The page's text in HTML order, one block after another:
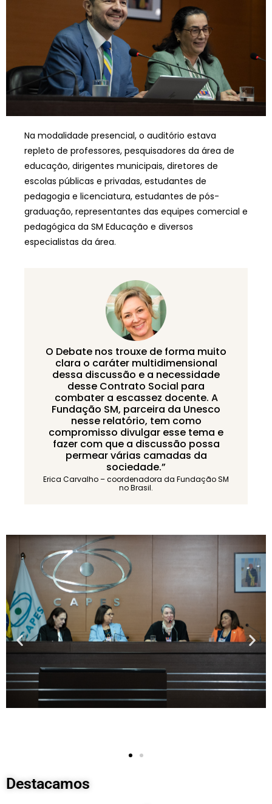
Na modalidade presencial, o auditório estava
repleto de professores, pesquisadores da área de
educação, dirigentes municipais, diretores de
escolas públicas e privadas, estudantes de
pedagogia e licenciatura, estudantes de pós-
graduação, representantes das equipes comercial e
pedagógica da SM Educação e diversos
especialistas da área.
O Debate nos trouxe de forma muito
clara o caráter multidimensional
dessa discussão e a necessidade
desse Contrato Social para
combater a escassez docente. A
Fundação SM, parceira da Unesco
nesse relatório, tem como
compromisso divulgar esse tema e
fazer com que a discussão possa
permear várias camadas da
sociedade.”
Erica Carvalho – coordenadora da Fundação SM
no Brasil.
Destacamos